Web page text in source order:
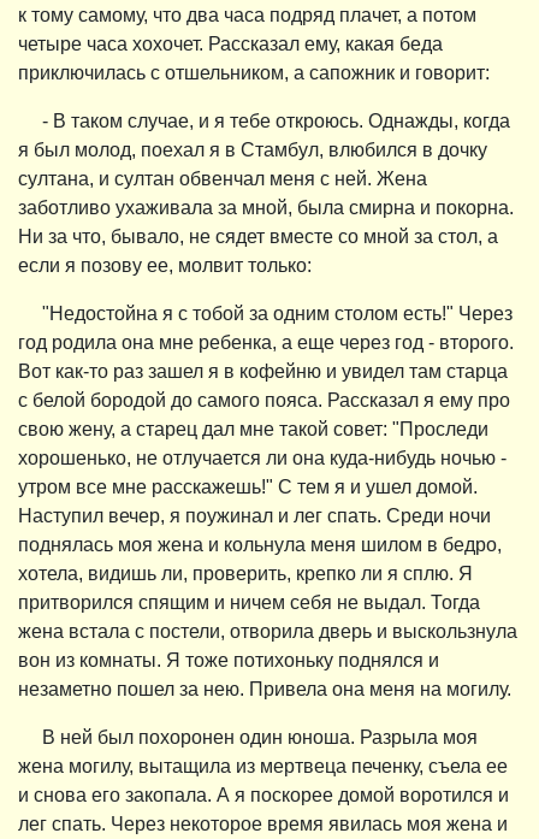
к тому самому, что два часа подряд плачет, а потом
четыре часа хохочет. Рассказал ему, какая беда
приключилась с отшельником, а сапожник и говорит:
- В таком случае, и я тебе откроюсь. Однажды, когда
я был молод, поехал я в Стамбул, влюбился в дочку
султана, и султан обвенчал меня с ней. Жена
заботливо ухаживала за мной, была смирна и покорна.
Ни за что, бывало, не сядет вместе со мной за стол, а
если я позову ее, молвит только:
"Недостойна я с тобой за одним столом есть!" Через
год родила она мне ребенка, а еще через год - второго.
Вот как-то раз зашел я в кофейню и увидел там старца
с белой бородой до самого пояса. Рассказал я ему про
свою жену, а старец дал мне такой совет: "Проследи
хорошенько, не отлучается ли она куда-нибудь ночью -
утром все мне расскажешь!" С тем я и ушел домой.
Наступил вечер, я поужинал и лег спать. Среди ночи
поднялась моя жена и кольнула меня шилом в бедро,
хотела, видишь ли, проверить, крепко ли я сплю. Я
притворился спящим и ничем себя не выдал. Тогда
жена встала с постели, отворила дверь и выскользнула
вон из комнаты. Я тоже потихоньку поднялся и
незаметно пошел за нею. Привела она меня на могилу.
В ней был похоронен один юноша. Разрыла моя
жена могилу, вытащила из мертвеца печенку, съела ее
и снова его закопала. А я поскорее домой воротился и
лег спать. Через некоторое время явилась моя жена и